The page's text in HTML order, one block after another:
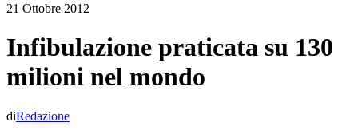
21 Ottobre 2012
Infibulazione praticata su 130
milioni nel mondo
diRedazione